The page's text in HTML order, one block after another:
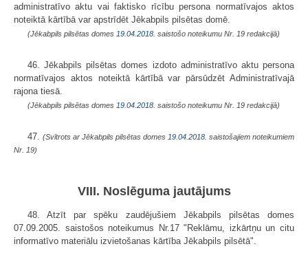
administratīvo aktu vai faktisko rīcību persona normatīvajos aktos
noteiktā kārtībā var apstrīdēt Jēkabpils pilsētas domē.
(Jēkabpils pilsētas domes 19.04.2018. saistošo noteikumu Nr. 19 redakcijā)
46. Jēkabpils pilsētas domes izdoto administratīvo aktu persona
normatīvajos aktos noteiktā kārtībā var pārsūdzēt Administratīvajā
rajona tiesā.
(Jēkabpils pilsētas domes 19.04.2018. saistošo noteikumu Nr. 19 redakcijā)
47. (Svītrots ar Jēkabpils pilsētas domes 19.04.2018. saistošajiem noteikumiem
Nr. 19)
VIII. Noslēguma jautājums
48. Atzīt par spēku zaudējušiem Jēkabpils pilsētas domes
07.09.2005. saistošos noteikumus Nr.17 "Reklāmu, izkārtņu un citu
informatīvo materiālu izvietošanas kārtība Jēkabpils pilsētā".